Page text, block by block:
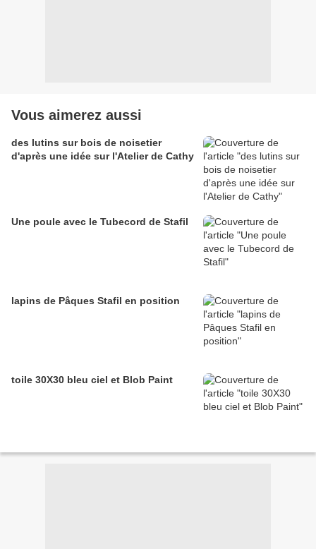
Vous aimerez aussi
des lutins sur bois de noisetier
d'après une idée sur l'Atelier de Cathy
Une poule avec le Tubecord de Stafil
lapins de Pâques Stafil en position
toile 30X30 bleu ciel et Blob Paint